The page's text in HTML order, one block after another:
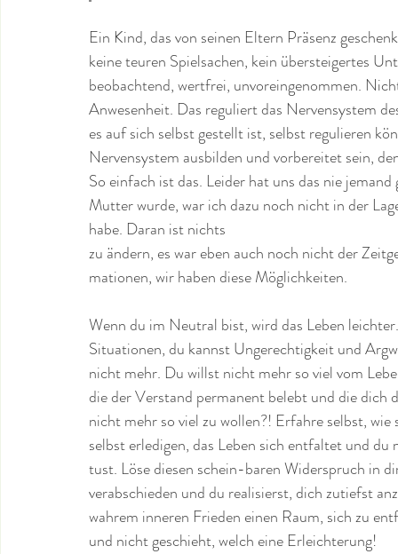
Ein Kind, das von seinen Eltern Präsenz
keine teuren Spielsachen, kein übersteigertes
beobachtend, wertfrei, unvoreingenommen.
Anwesenheit. Das reguliert das Nervensystem
es auf sich selbst gestellt ist, selbst regulieren
Nervensystem ausbilden und vorbereitet sein,
So einfach ist das. Leider hat uns das nie
Mutter wurde, war ich dazu noch nicht in der
habe. Daran ist nichts
zu ändern, es war eben auch noch nicht der
mationen, wir haben diese Möglichkeiten.
Wenn du im Neutral bist, wird das Leben
Situationen, du kannst Ungerechtigkeit und
nicht mehr. Du willst nicht mehr so viel vom
die der Verstand permanent belebt und die dich
nicht mehr so viel zu wollen?! Erfahre selbst,
selbst erledigen, das Leben sich entfaltet und
tust. Löse diesen schein-baren Widerspruch in
verabschieden und du realisierst, dich zutiefst
wahrem inneren Frieden einen Raum, sich zu
und nicht geschieht, welch eine Erleichterung!